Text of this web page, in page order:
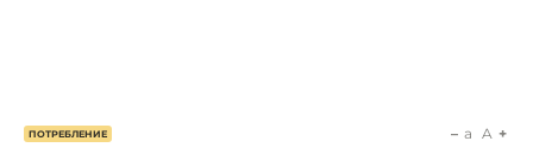
ПОТРЕБЛЕНИЕ a A